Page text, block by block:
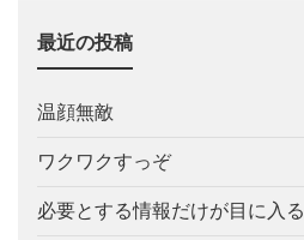
最近の投稿
温顔無敵
ワクワクすっぞ
必要とする情報だけが目に入る